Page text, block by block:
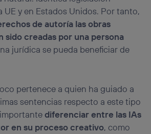
UE y en Estados Unidos. Por tanto,
de autoría las obras
sido creadas por una persona
jurídica se pueda beneficiar de
pertenece a quien ha guiado a
sentencias respecto a este tipo
importantediferenciar entre las IAs
en su proceso creativo, como